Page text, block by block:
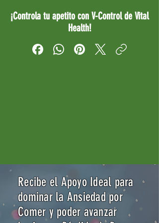
¡Controla tu apetito con V-Control de Vital
Health!
Recibe el Apoyo Ideal para
dominar la Ansiedad por
Comer y poder avanzar